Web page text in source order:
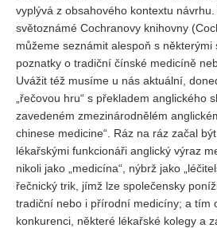
vyplývá z obsahového kontextu
světoznámé Cochranovy knihovny
můžeme seznámit alespoň s některými
poznatky o tradiční čínské medicíně
Uvážit též musíme u nás aktuální,
„řečovou hru“ s překladem anglického
zavedeném zmezinárodnělém
chinese medicine“. Ráz na ráz začal
lékařskými funkcionáři anglický výraz
nikoli jako „medicína“, nýbrž jako
řečnický trik, jímž lze společensky
tradiční nebo i přírodní medicíny; a tím
konkurenci, některé lékařské kolegy a